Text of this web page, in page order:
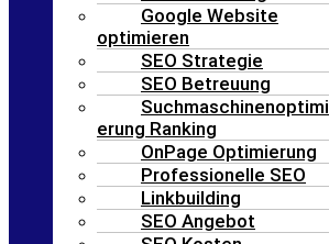
Google Website
optimieren
SEO Strategie
SEO Betreuung
Suchmaschinenoptimi
erung Ranking
OnPage Optimierung
Professionelle SEO
Linkbuilding
SEO Angebot